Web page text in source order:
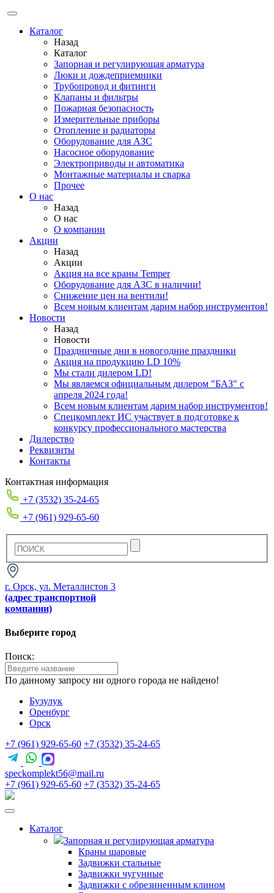
Каталог
Назад
Каталог
Запорная и регулирующая арматура
Люки и дождеприемники
Трубопровод и фитинги
Клапаны и фильтры
Пожарная безопасность
Измерительные приборы
Отопление и радиаторы
Оборудование для АЗС
Насосное оборудование
Электроприводы и автоматика
Монтажные материалы и сварка
Прочее
О нас
Назад
О нас
О компании
Акции
Назад
Акции
Акция на все краны Temper
Оборудование для АЗС в наличии!
Снижение цен на вентили!
Всем новым клиентам дарим набор инструментов!
Новости
Назад
Новости
Праздничные дни в новогодние праздники
Акция на продукцию LD 10%
Мы стали дилером LD!
Мы являемся официальным дилером "БАЗ" с
апреля 2024 года!
Всем новым клиентам дарим набор инструментов!
Спецкомплект ИС участвует в подготовке к
конкурсу профессионального мастерства
Дилерство
Реквизиты
Контакты
Контактная информация
+7 (3532) 35-24-65
+7 (961) 929-65-60
г. Орск, ул. Металлистов 3
(адрес транспортной
компании)
Выберите город
Поиск:
По данному запросу ни одного города не найдено!
Бузулук
Оренбург
Орск
+7 (961) 929-65-60 +7 (3532) 35-24-65
speckomplekt56@mail.ru
+7 (961) 929-65-60 +7 (3532) 35-24-65
Каталог
Запорная и регулирующая арматура
Краны шаровые
Задвижки стальные
Задвижки чугунные
Задвижки с обрезиненным клином